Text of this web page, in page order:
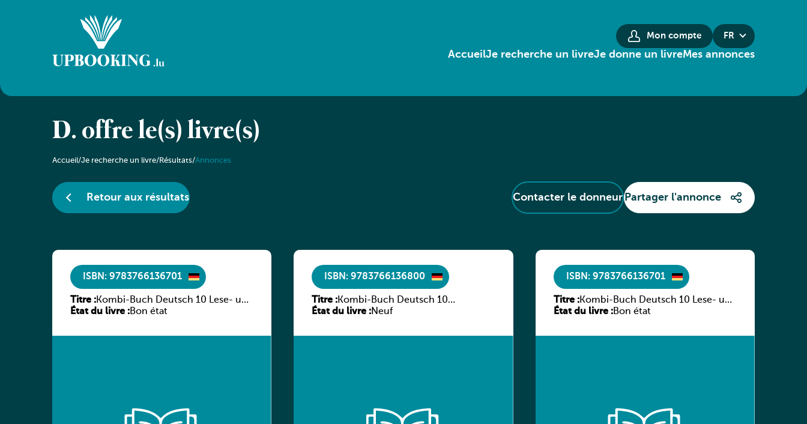
Mon compte FR
AccueilJe recherche un livreJe donne un livreMes annonces
D. offre le(s) livre(s)
Accueil/Je recherche un livre/Résultats/Annonces
Retour aux résultats Contacter le donneur Partager l'annonce
ISBN: 9783766136701
Titre :Kombi-Buch Deutsch 10 Lese- und
Sprachbuch
État du livre :Bon état
ISBN: 9783766136800
Titre :Kombi-Buch Deutsch 10
Arbeitsheft
État du livre :Neuf
ISBN: 9783766136701
Titre :Kombi-Buch Deutsch 10 Lese- und
Sprachbuch
État du livre :Bon état